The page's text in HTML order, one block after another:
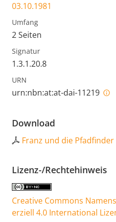
03.10.1981
Umfang
2 Seiten
Signatur
1.3.1.20.8
URN
urn:nbn:at:at-dai-11219
Download
Franz und die Pfadfinder
Lizenz-/Rechtehinweis
Creative Commons
erziell 4.0 International